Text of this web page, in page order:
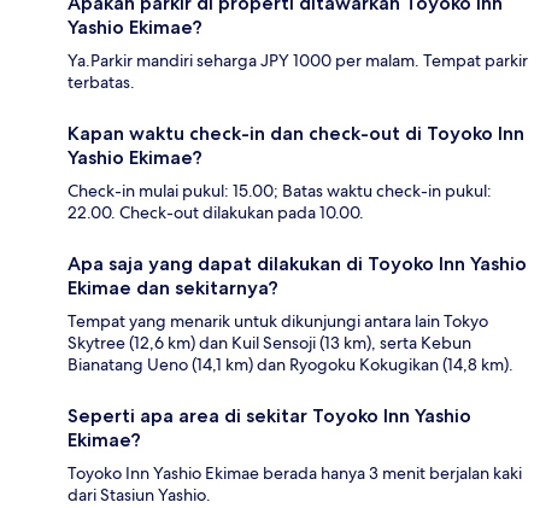
Yashio Ekimae?
Ya.Parkir mandiri seharga JPY 1000 per malam. Tempat parkir
terbatas.
Kapan waktu check-in dan check-out di Toyoko Inn
Yashio Ekimae?
Check-in mulai pukul: 15.00; Batas waktu check-in pukul:
22.00. Check-out dilakukan pada 10.00.
Apa saja yang dapat dilakukan di Toyoko Inn Yashio
Ekimae dan sekitarnya?
Tempat yang menarik untuk dikunjungi antara lain Tokyo
Skytree (12,6 km) dan Kuil Sensoji (13 km), serta Kebun
Bianatang Ueno (14,1 km) dan Ryogoku Kokugikan (14,8 km).
Seperti apa area di sekitar Toyoko Inn Yashio
Ekimae?
Toyoko Inn Yashio Ekimae berada hanya 3 menit berjalan kaki
dari Stasiun Yashio.